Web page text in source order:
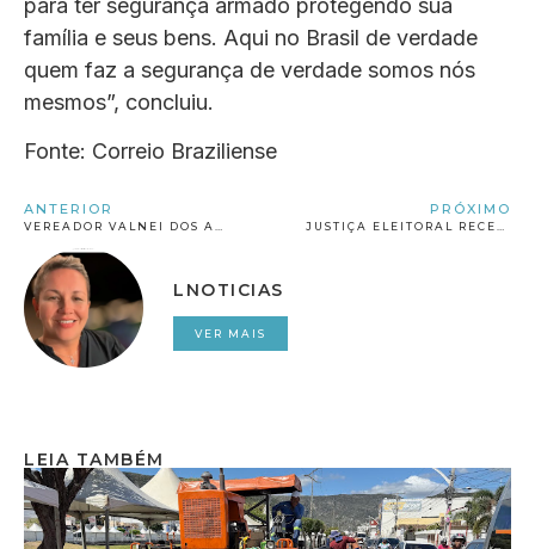
para ter segurança armado protegendo sua
família e seus bens. Aqui no Brasil de verdade
quem faz a segurança de verdade somos nós
mesmos”, concluiu.
Fonte: Correio Braziliense
ANTERIOR PRÓXIMO
LNOTICIAS
VER MAIS
LEIA TAMBÉM